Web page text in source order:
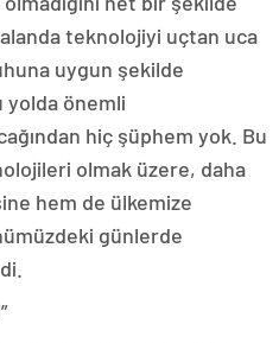
teknolojiyi uçtan uca
uygun şekilde
yolda önemli
hiç şüphem yok. Bu
olmak üzere, daha
hem de ülkemize
günlerde